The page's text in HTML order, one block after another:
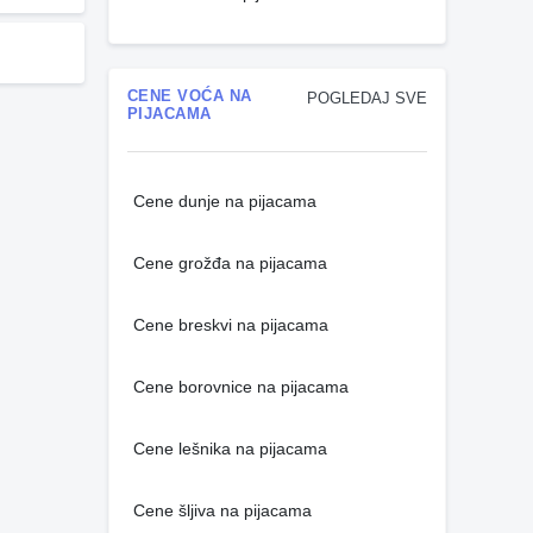
POGLEDAJ SVE
CENE VOĆA NA
PIJACAMA
Cene dunje na pijacama
Cene grožđa na pijacama
Cene breskvi na pijacama
Cene borovnice na pijacama
Cene lešnika na pijacama
Cene šljiva na pijacama